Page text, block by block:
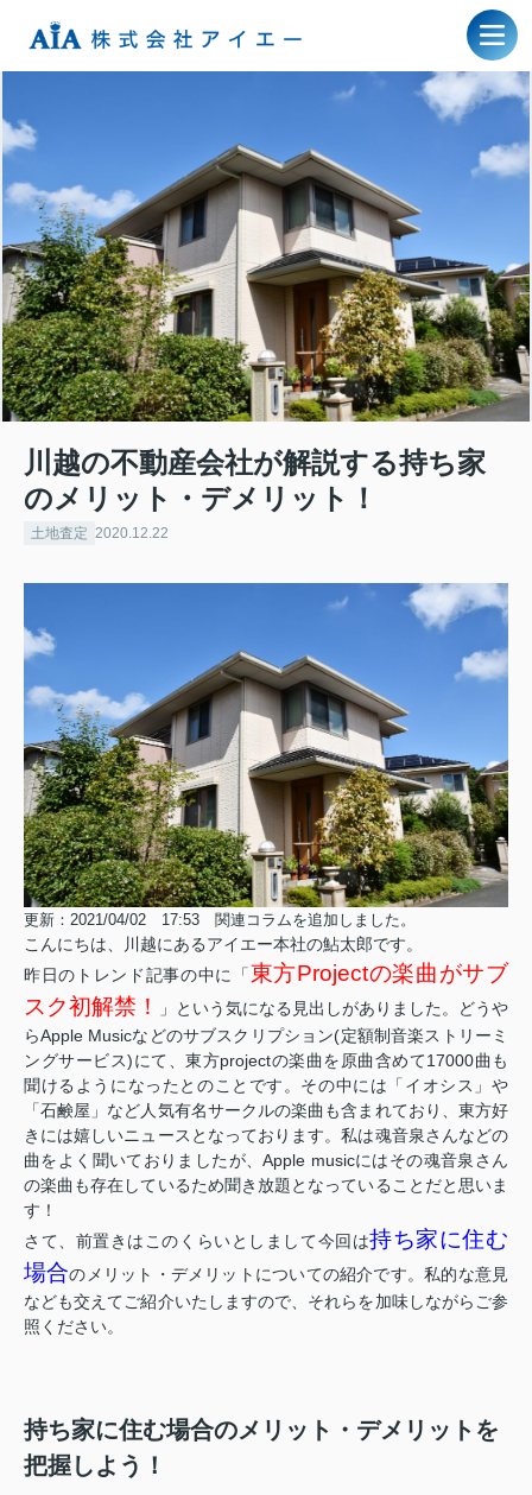
川越の不動産会社が解説する持ち家
のメリット・デメリット！
土地査定 2020.12.22
更新：2021/04/02 17:53 関連コラムを追加しました。
こんにちは、川越にあるアイエー本社の鮎太郎です。
昨日のトレンド記事の中に「東方Projectの楽曲がサブ
スク初解禁！
」という気になる見出しがありました。どうや
らApple Musicなどのサブスクリプション(定額制音楽ストリーミ
ングサービス)にて、東方projectの楽曲を原曲含めて17000曲も
聞けるようになったとのことです。その中には「イオシス」や
「石鹸屋」など人気有名サークルの楽曲も含まれており、東方好
きには嬉しいニュースとなっております。私は魂音泉さんなどの
曲をよく聞いておりましたが、Apple musicにはその魂音泉さん
の楽曲も存在しているため聞き放題となっていることだと思いま
す！
さて、前置きはこのくらいとしまして今回は持ち家に住む
場合のメリット・デメリットについての紹介です。私的な意見
なども交えてご紹介いたしますので、それらを加味しながらご参
照ください。
持ち家に住む場合のメリット・デメリットを
把握しよう！